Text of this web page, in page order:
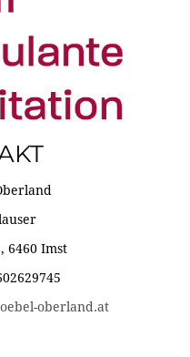
6460 Imst
oberland.at